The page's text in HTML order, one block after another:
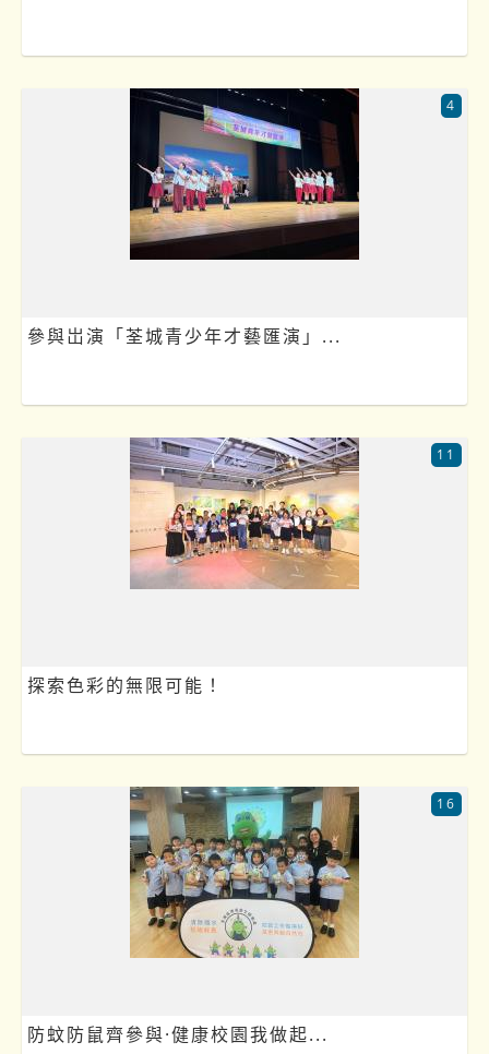
參與岀演「荃城青少年才藝匯演」...
4
探索色彩的無限可能！
11
防蚊防鼠齊參與·健康校園我做起...
16